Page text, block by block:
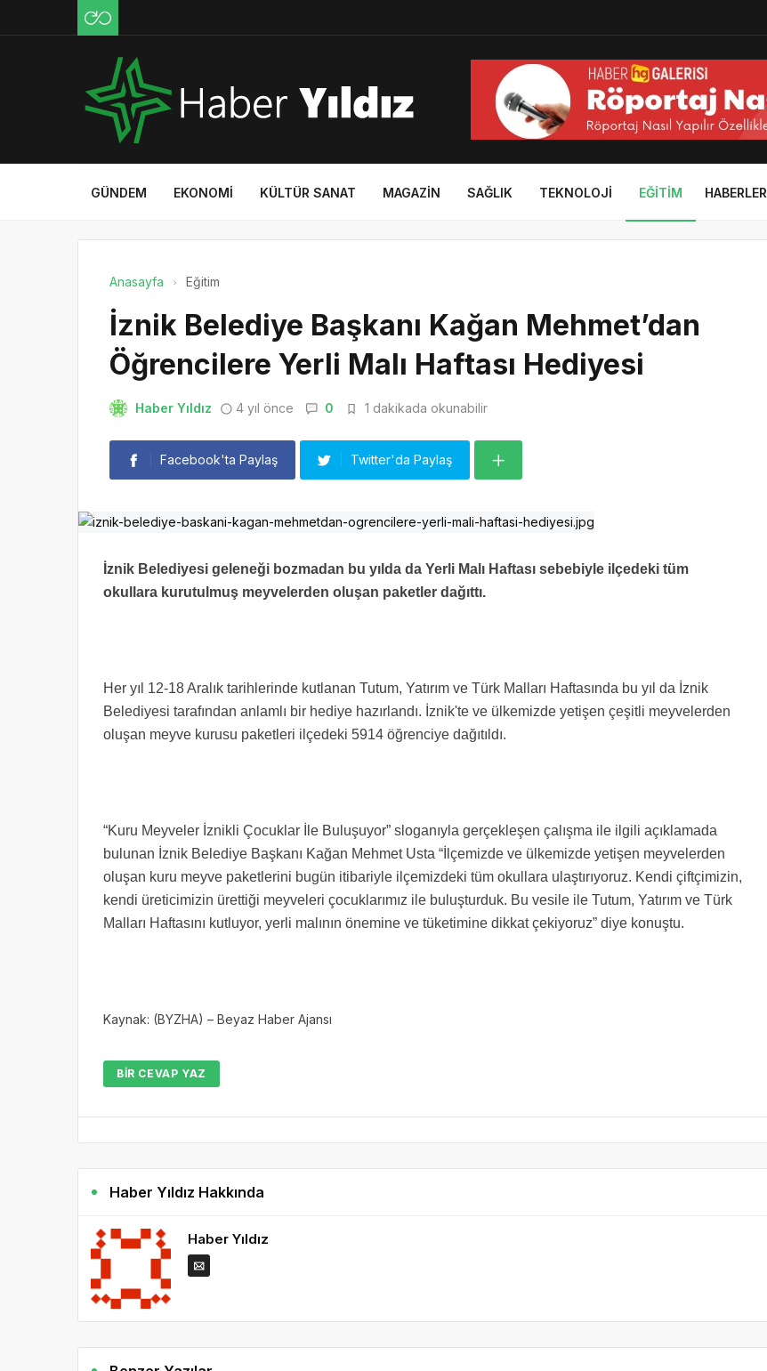
GÜNDEM EKONOMI KÜLTÜR SANAT MAGAZIN SAĞLIK TEKNOLOJI EĞITIM HABERLER
Anasayfa Eğitim
İznik Belediye Başkanı Kağan Mehmet’dan
Öğrencilere Yerli Malı Haftası Hediyesi
Haber Yıldız 4 yıl önce 0 1 dakikada okunabilir
Facebook'ta Paylaş Twitter'da Paylaş
İznik Belediyesi geleneği bozmadan bu yılda da Yerli Malı Haftası sebebiyle ilçedeki tüm
okullara kurutulmuş meyvelerden oluşan paketler dağıttı.
Her yıl 12-18 Aralık tarihlerinde kutlanan Tutum, Yatırım ve Türk Malları Haftasında bu yıl da İznik
Belediyesi tarafından anlamlı bir hediye hazırlandı. İznik'te ve ülkemizde yetişen çeşitli meyvelerden
oluşan meyve kurusu paketleri ilçedeki 5914 öğrenciye dağıtıldı.
“Kuru Meyveler İznikli Çocuklar İle Buluşuyor” sloganıyla gerçekleşen çalışma ile ilgili açıklamada
bulunan İznik Belediye Başkanı Kağan Mehmet Usta “İlçemizde ve ülkemizde yetişen meyvelerden
oluşan kuru meyve paketlerini bugün itibariyle ilçemizdeki tüm okullara ulaştırıyoruz. Kendi çiftçimizin,
kendi üreticimizin ürettiği meyveleri çocuklarımız ile buluşturduk. Bu vesile ile Tutum, Yatırım ve Türk
Malları Haftasını kutluyor, yerli malının önemine ve tüketimine dikkat çekiyoruz” diye konuştu.
Kaynak: (BYZHA) – Beyaz Haber Ajansı
BIR CEVAP YAZ
Haber Yıldız Hakkında
Haber Yıldız